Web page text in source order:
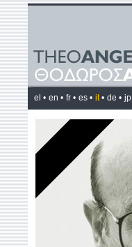
el • en • fr • es • it• de • jp